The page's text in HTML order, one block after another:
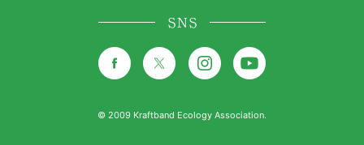
SNS
© 2009 Kraftband Ecology Association.